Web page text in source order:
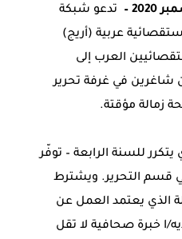
– تدعو شبكة
عربية (أريج)
العرب إلى
في غرفة تحرير
زمالة مؤقتة.
يتكرر للسنة الرابعة – توفّر
قسم التحرير. ويشترط
الذي يعتمد العمل عن
ا خبرة صحافية لا تقل